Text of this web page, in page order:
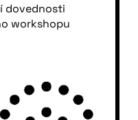
dovednosti
workshopu